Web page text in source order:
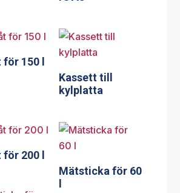
Mätsticka för 60
Mätsticka för
150 l